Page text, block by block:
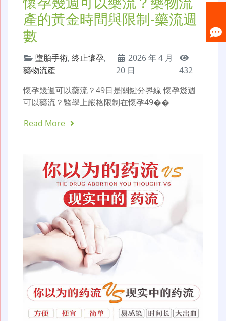
產的黃金時間與限制-藥流週
數
墮胎手術, 終止懷孕,
藥物流產
2026 年 4 月
20 日
432
懷孕幾週可以藥流？49日是關鍵分界線 懷孕幾週
可以藥流？醫學上嚴格限制在懷孕49��
Read More